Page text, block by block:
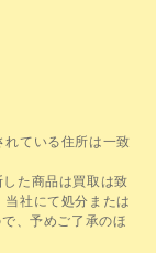
ている住所は一致
た商品は買取は致
当社にて処分または
、予めご了承のほ